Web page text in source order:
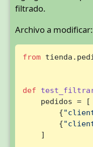
filtrado.
Archivo a modificar:
from
def
    pedidos = [
        {
        {
    ]